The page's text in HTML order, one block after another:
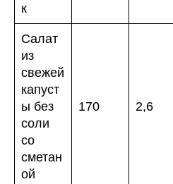
к
Салат
из
свежей
капуст
ы без
соли
со
сметан
ой
170 2,6